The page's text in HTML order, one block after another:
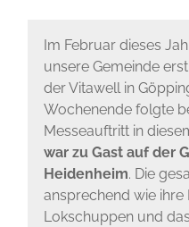
Im Februar dieses
unsere Gemeinde
der Vitawell in
Wochenende folgte
Messeauftritt in
war zu Gast auf der
Heidenheim. Die
ansprechend wie ihre
Lokschuppen und